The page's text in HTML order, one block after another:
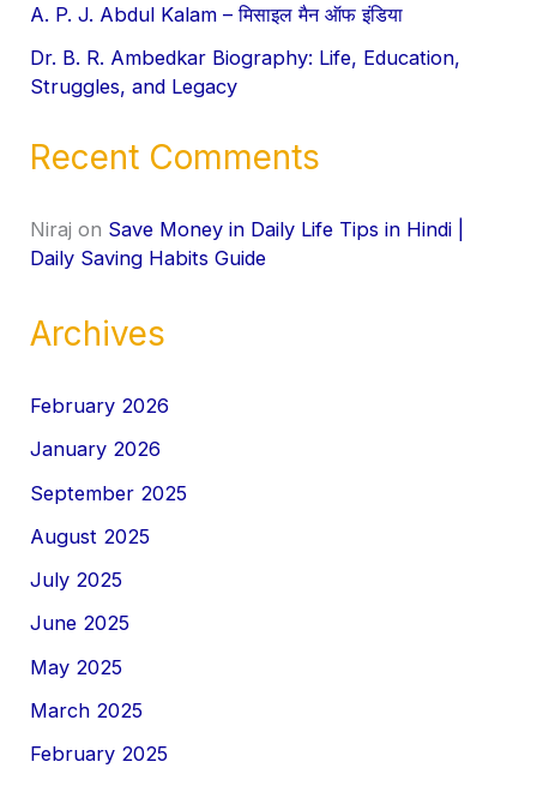
A. P. J. Abdul Kalam – मिसाइल मैन ऑफ इंडिया
Dr. B. R. Ambedkar Biography: Life, Education,
Struggles, and Legacy
Recent Comments
Niraj on Save Money in Daily Life Tips in Hindi |
Daily Saving Habits Guide
Archives
February 2026
January 2026
September 2025
August 2025
July 2025
June 2025
May 2025
March 2025
February 2025